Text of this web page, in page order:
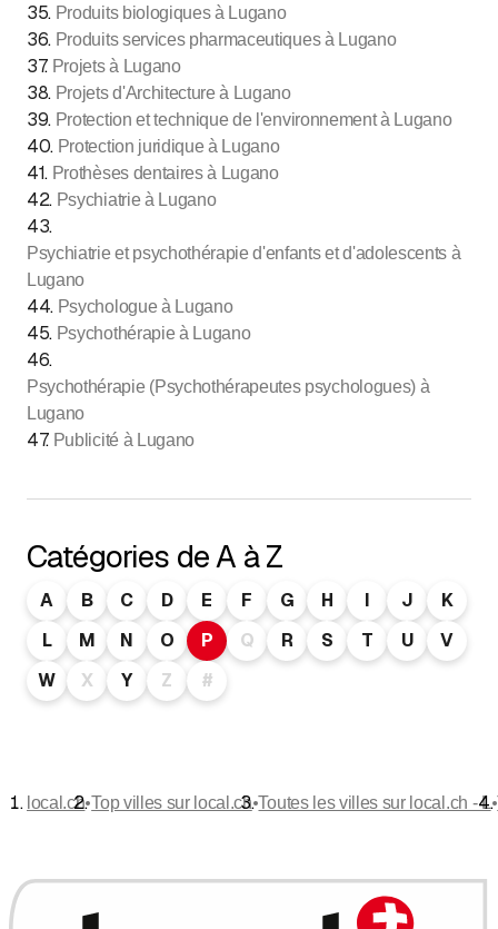
35. Produits biologiques à Lugano
36. Produits services pharmaceutiques à Lugano
37. Projets à Lugano
38. Projets d'Architecture à Lugano
39. Protection et technique de l'environnement à Lugano
40. Protection juridique à Lugano
41. Prothèses dentaires à Lugano
42. Psychiatrie à Lugano
43.
Psychiatrie et psychothérapie d'enfants et d'adolescents à
Lugano
44. Psychologue à Lugano
45. Psychothérapie à Lugano
46.
Psychothérapie (Psychothérapeutes psychologues) à
Lugano
47. Publicité à Lugano
Catégories de A à Z
A B C D E F G H I J
K
L
M N O P Q R S T U
V
W
X Y Z #
local.ch•Top villes sur local.ch•Toutes les villes sur local.ch - L•